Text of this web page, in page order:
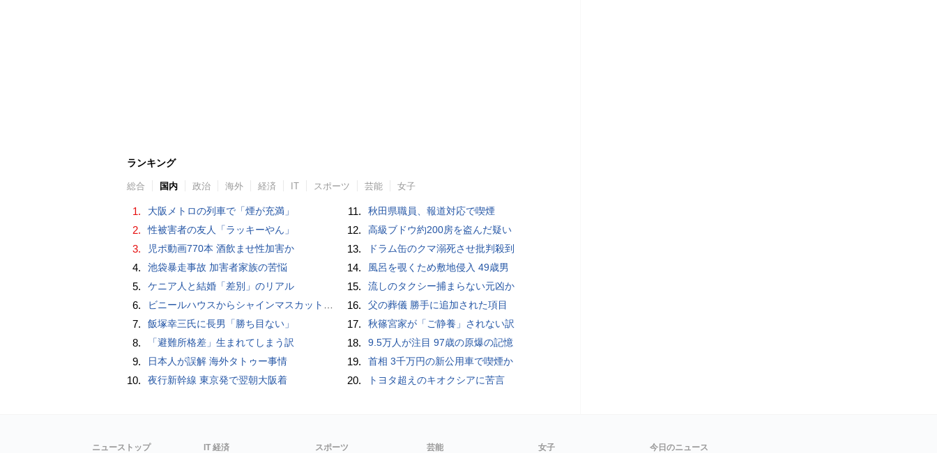
ランキング
総合 国内 政治 海外 経済 IT スポーツ 芸能 女子
1. 大阪メトロの列車で「煙が充満」
2. 性被害者の友人「ラッキーやん」
3. 児ポ動画770本 酒飲ませ性加害か
4. 池袋暴走事故 加害者家族の苦悩
5. ケニア人と結婚「差別」のリアル
6. ビニールハウスからシャインマスカット約200房を盗んだ疑い ネットで販売か 無職の男（42）逮捕 岡山県警
7. 飯塚幸三氏に長男「勝ち目ない」
8. 「避難所格差」生まれてしまう訳
9. 日本人が誤解 海外タトゥー事情
10. 夜行新幹線 東京発で翌朝大阪着
11. 秋田県職員、報道対応で喫煙
12. 高級ブドウ約200房を盗んだ疑い
13. ドラム缶のクマ溺死させ批判殺到
14. 風呂を覗くため敷地侵入 49歳男
15. 流しのタクシー捕まらない元凶か
16. 父の葬儀 勝手に追加された項目
17. 秋篠宮家が「ご静養」されない訳
18. 9.5万人が注目 97歳の原爆の記憶
19. 首相 3千万円の新公用車で喫煙か
20. トヨタ超えのキオクシアに苦言
ニューストップ IT 経済 スポーツ 芸能 女子 今日のニュース